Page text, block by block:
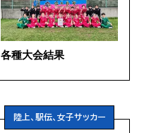
各種大会結果
陸上、駅伝、女子サッカー